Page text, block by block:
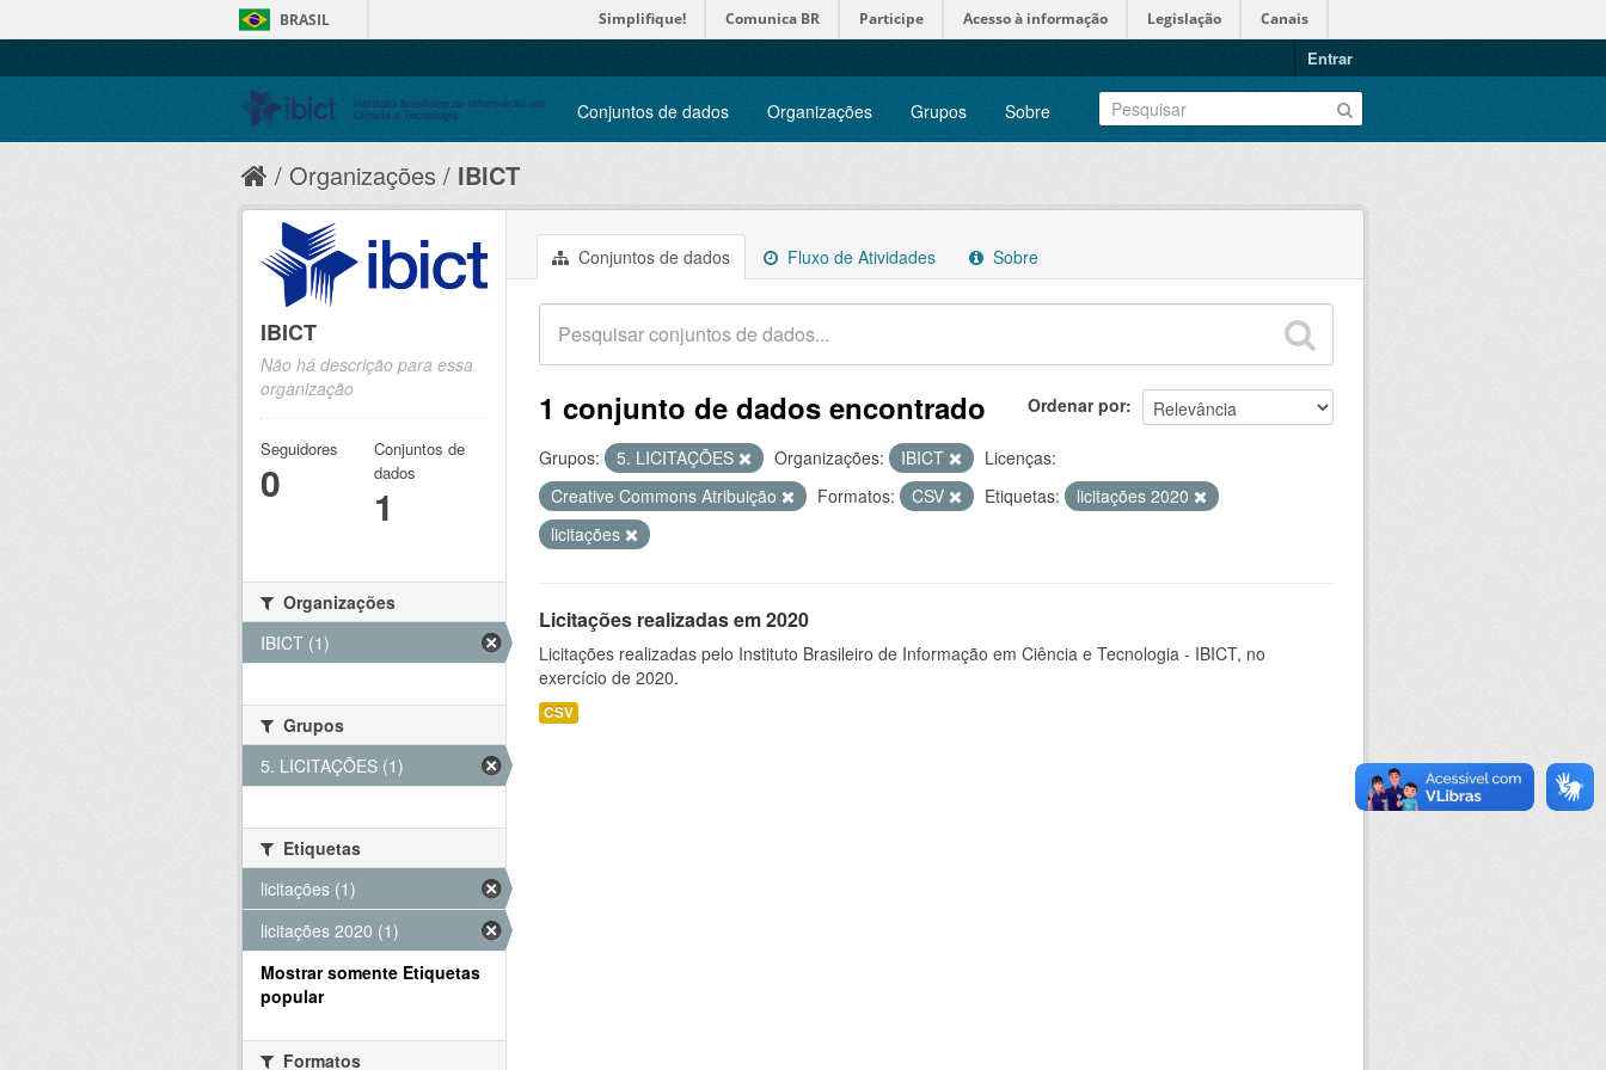
BRASIL Simplifique! Comunica BR Participe Acesso à informação Legislação Canais
Entrar
Conjuntos de dados Organizações Grupos Sobre
Organizações IBICT
Conjuntos de dados Fluxo de Atividades Sobre
Ordenar por
1 conjunto de dados encontrado
Grupos: 5. LICITAÇÕES Organizações: IBICT
Licenças:
Creative Commons Atribuição
Formatos: CSV Etiquetas:
licitações 2020
licitações
Licitações realizadas em 2020
Licitações realizadas pelo Instituto Brasileiro de Informação em Ciência e Tecnologia - IBICT, no
exercício de 2020.
CSV
IBICT
Não há descrição para essa
organização
Seguidores
0
Conjuntos de
dados
1
Organizações
IBICT (1)
Grupos
5. LICITAÇÕES (1)
Etiquetas
licitações (1)
licitações 2020 (1)
Mostrar somente Etiquetas
popular
Formatos